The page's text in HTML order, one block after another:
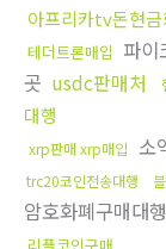
아프리카tv돈현
테더트론매입 파이
곳 usdc판매처
대행
xrp판매 xrp매입 소
trc20코인전송대행
암호화폐구매대행
리플코인구매